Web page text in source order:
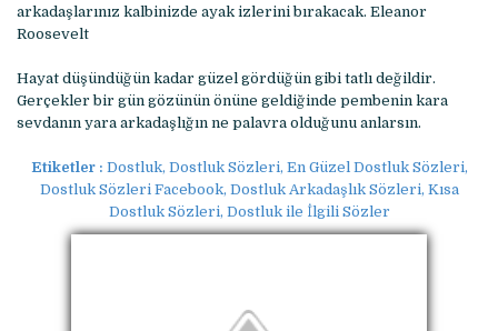
arkadaşlarınız kalbinizde ayak izlerini bırakacak. Eleanor
Roosevelt
Hayat düşündüğün kadar güzel gördüğün gibi tatlı değildir.
Gerçekler bir gün gözünün önüne geldiğinde pembenin kara
sevdanın yara arkadaşlığın ne palavra olduğunu anlarsın.
Etiketler : Dostluk, Dostluk Sözleri, En Güzel Dostluk Sözleri,
Dostluk Sözleri Facebook, Dostluk Arkadaşlık Sözleri, Kısa
Dostluk Sözleri, Dostluk ile İlgili Sözler